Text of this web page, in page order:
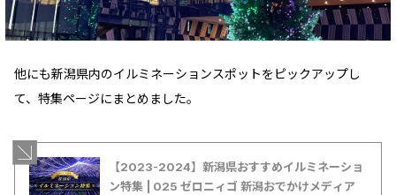
他にも新潟県内のイルミネーションスポットをピックアップし
て、特集ページにまとめました。
【2023-2024】新潟県おすすめイルミネーショ
ン特集 | 025 ゼロニィゴ 新潟おでかけメディア